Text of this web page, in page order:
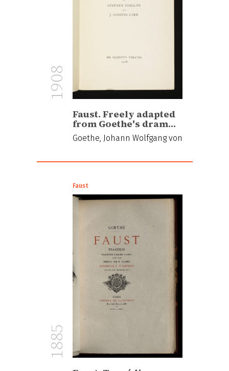
1908
Faust. Freely adapted
from Goethe's dram…
Goethe, Johann Wolfgang von
Faust
1885